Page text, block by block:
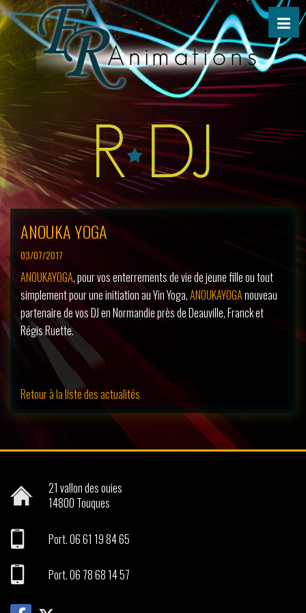
ANOUKA YOGA
03/07/2017
ANOUKAYOGA, pour vos enterrements de vie de jeune fille ou tout
simplement pour une initiation au Yin Yoga,ANOUKAYOGAnouveau
partenaire de vos DJ en Normandie près de Deauville, Franck et
Régis Ruette.
Retour à la liste des actualités
21 vallon des ouies
14800 Touques
Port.06 61 19 84 65
Port.06 78 68 14 57